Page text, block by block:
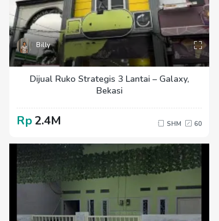
Billy
Dijual Ruko Strategis 3 Lantai – Galaxy,
Bekasi
Rp 2.4M SHM 60